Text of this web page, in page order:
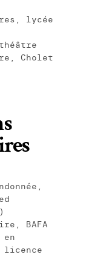
lycée
Cholet
BAFA
licence